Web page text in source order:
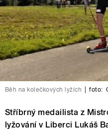
Běh na kolečkových lyžích foto:
Stříbrný medailista z
lyžování v Liberci Lukáš